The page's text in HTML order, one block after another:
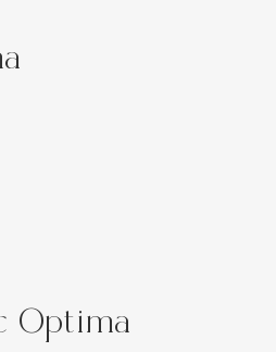
Optima